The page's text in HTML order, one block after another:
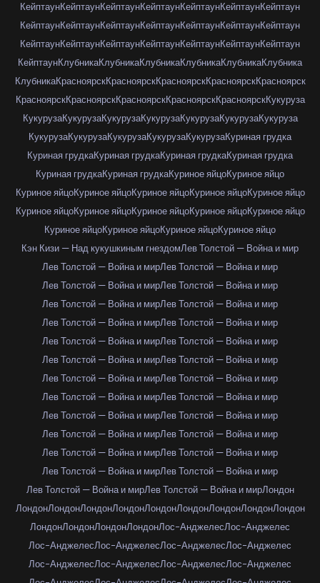
КейптаунКейптаунКейптаунКейптаунКейптаунКейптаунКейптаун
КейптаунКейптаунКейптаунКейптаунКейптаунКейптаунКейптаун
КейптаунКейптаунКейптаунКейптаунКейптаунКейптаунКейптаун
КейптаунКлубникаКлубникаКлубникаКлубникаКлубникаКлубника
КлубникаКрасноярскКрасноярскКрасноярскКрасноярскКрасноярск
КрасноярскКрасноярскКрасноярскКрасноярскКрасноярскКукуруза
КукурузаКукурузаКукурузаКукурузаКукурузаКукурузаКукуруза
КукурузаКукурузаКукурузаКукурузаКукурузаКуриная грудка
Куриная грудкаКуриная грудкаКуриная грудкаКуриная грудка
Куриная грудкаКуриная грудкаКуриное яйцоКуриное яйцо
Куриное яйцоКуриное яйцоКуриное яйцоКуриное яйцоКуриное яйцо
Куриное яйцоКуриное яйцоКуриное яйцоКуриное яйцоКуриное яйцо
Куриное яйцоКуриное яйцоКуриное яйцоКуриное яйцо
Кэн Кизи — Над кукушкиным гнездомЛев Толстой — Война и мир
Лев Толстой — Война и мирЛев Толстой — Война и мир
Лев Толстой — Война и мирЛев Толстой — Война и мир
Лев Толстой — Война и мирЛев Толстой — Война и мир
Лев Толстой — Война и мирЛев Толстой — Война и мир
Лев Толстой — Война и мирЛев Толстой — Война и мир
Лев Толстой — Война и мирЛев Толстой — Война и мир
Лев Толстой — Война и мирЛев Толстой — Война и мир
Лев Толстой — Война и мирЛев Толстой — Война и мир
Лев Толстой — Война и мирЛев Толстой — Война и мир
Лев Толстой — Война и мирЛев Толстой — Война и мир
Лев Толстой — Война и мирЛев Толстой — Война и мир
Лев Толстой — Война и мирЛев Толстой — Война и мир
Лев Толстой — Война и мирЛев Толстой — Война и мирЛондон
ЛондонЛондонЛондонЛондонЛондонЛондонЛондонЛондонЛондон
ЛондонЛондонЛондонЛондонЛос-АнджелесЛос-Анджелес
Лос-АнджелесЛос-АнджелесЛос-АнджелесЛос-Анджелес
Лос-АнджелесЛос-АнджелесЛос-АнджелесЛос-Анджелес